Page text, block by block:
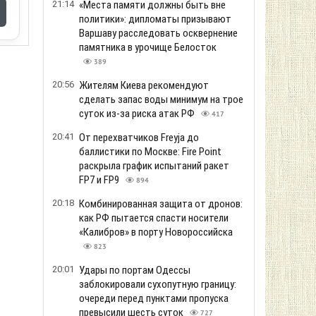
21:14 «Места памяти должны быть вне
политики»: дипломаты призывают
Варшаву расследовать осквернение
памятника в урочище Белосток
389
20:56 Жителям Киева рекомендуют
сделать запас воды минимум на трое
суток из-за риска атак РФ
417
20:41 От перехватчиков Freyja до
баллистики по Москве: Fire Point
раскрыла график испытаний ракет
FP7 и FP9
894
20:18 Комбинированная защита от дронов:
как РФ пытается спасти носители
«Калибров» в порту Новороссийска
823
20:01
Удары по портам Одессы
заблокировали сухопутную границу:
очереди перед пунктами пропуска
превысили шесть суток
727